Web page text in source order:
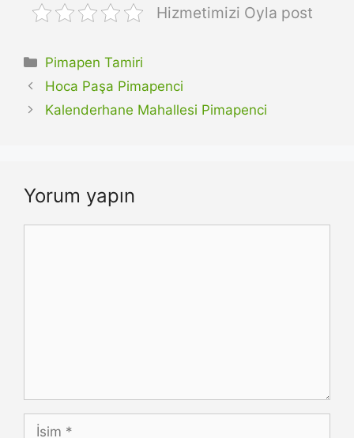
Hizmetimizi Oyla post
Kategoriler
Pimapen Tamiri
Hoca Paşa Pimapenci
Kalenderhane Mahallesi Pimapenci
Yorum yapın
İsim